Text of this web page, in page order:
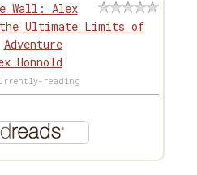
Wall: Alex
the Ultimate Limits of
Adventure
Honnold
reading